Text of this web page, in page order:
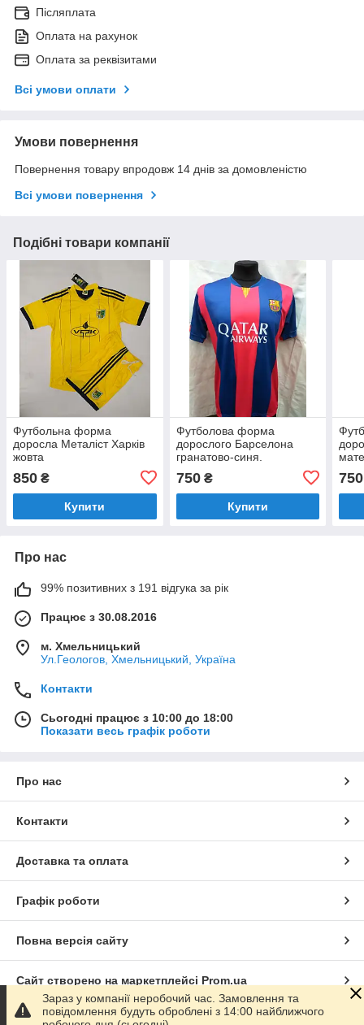
Післяплата
Оплата на рахунок
Оплата за реквізитами
Всі умови оплати
Умови повернення
Повернення товару впродовж 14 днів за домовленістю
Всі умови повернення
Подібні товари компанії
Футбольна форма
доросла Металіст Харків
жовта
850 ₴
Купити
Футболова форма
дорослого Барселона
гранатово-синя.
750₴
Купити
750
Про нас
99% позитивних з 191 відгука за рік
Працює з 30.08.2016
м. Хмельницький
Ул.Геологов, Хмельницький, Україна
Контакти
Сьогодні працює з 10:00 до 18:00
Показати весь графік роботи
Про нас
Контакти
Доставка та оплата
Графік роботи
Повна версія сайту
Сайт створено на маркетплейсі Prom.ua
Політика конфіденційності
Зараз у компанії неробочий час. Замовлення та
повідомлення будуть оброблені з 14:00 найближчого